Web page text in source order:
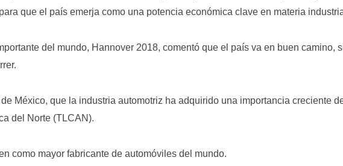
que el país emerja como una potencia económica clave en materia
del mundo, Hannover 2018, comentó que el país va en buen camino,
México, que la industria automotriz ha adquirido una importancia creciente
del Norte (TLCAN).
como mayor fabricante de automóviles del mundo.